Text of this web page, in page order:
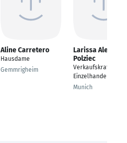
Aline Carretero
Hausdame
Gemmrigheim
Larissa Alexandra
Polziec
Verkaufskraft im
Einzelhandel
Munich